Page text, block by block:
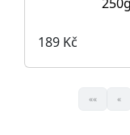
189 Kč
«« «